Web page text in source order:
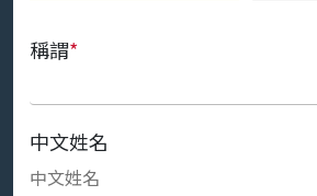
稱謂*
中文姓名